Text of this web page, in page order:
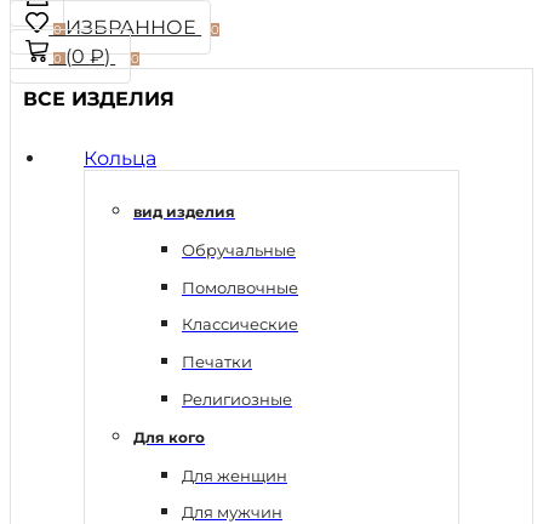
0ИЗБРАННОЕ 0
0(0₽) 0
ВСЕ ИЗДЕЛИЯ
Кольца
вид изделия
Обручальные
Помолвочные
Классические
Печатки
Религиозные
Для кого
Для женщин
Для мужчин